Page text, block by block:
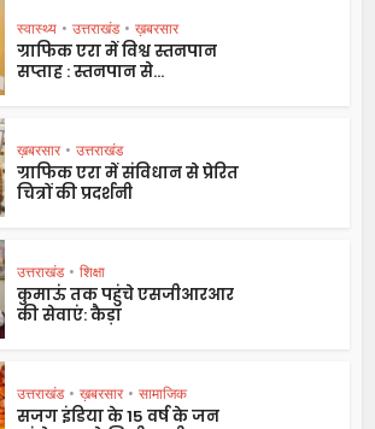
स्वास्थ्य • उत्तराखंड • ख़बरसार
ग्राफिक एरा में विश्व स्तनपान
सप्ताह : स्तनपान से...
ख़बरसार • उत्तराखंड
ग्राफिक एरा में संविधान से प्रेरित
चित्रों की प्रदर्शनी
उत्तराखंड • शिक्षा
कुमाऊं तक पहुंचे एसजीआरआर
की सेवाएं: कैड़ा
उत्तराखंड • ख़बरसार • सामाजिक
सजग इंडिया के 15 वर्ष के जन